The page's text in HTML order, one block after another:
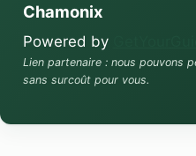
Chamonix
Powered by
Lien partenaire : nous pouvons
sans surcoût pour vous.